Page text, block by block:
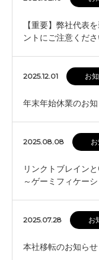
【重要】弊社代表
ントにご注意くだ
2025.12.01 お
年末年始休業のお
2025.08.08
リンクトブレイン
～ゲーミフィケー
2025.07.28 お
本社移転のお知らせ